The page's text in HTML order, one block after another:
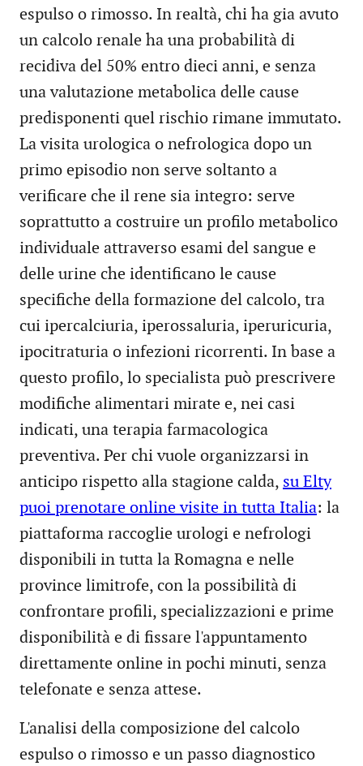
espulso o rimosso. In realtà, chi ha gia avuto
un calcolo renale ha una probabilità di
recidiva del 50% entro dieci anni, e senza
una valutazione metabolica delle cause
predisponenti quel rischio rimane immutato.
La visita urologica o nefrologica dopo un
primo episodio non serve soltanto a
verificare che il rene sia integro: serve
soprattutto a costruire un profilo metabolico
individuale attraverso esami del sangue e
delle urine che identificano le cause
specifiche della formazione del calcolo, tra
cui ipercalciuria, iperossaluria, iperuricuria,
ipocitraturia o infezioni ricorrenti. In base a
questo profilo, lo specialista può prescrivere
modifiche alimentari mirate e, nei casi
indicati, una terapia farmacologica
preventiva. Per chi vuole organizzarsi in
anticipo rispetto alla stagione calda, su Elty
puoi prenotare online visite in tutta Italia: la
piattaforma raccoglie urologi e nefrologi
disponibili in tutta la Romagna e nelle
province limitrofe, con la possibilità di
confrontare profili, specializzazioni e prime
disponibilità e di fissare l'appuntamento
direttamente online in pochi minuti, senza
telefonate e senza attese.
L'analisi della composizione del calcolo
espulso o rimosso e un passo diagnostico